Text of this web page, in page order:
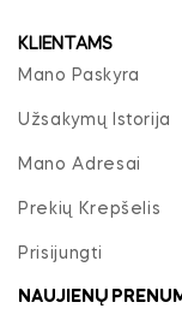
KLIENTAMS
Mano Paskyra
Užsakymų Istorija
Mano Adresai
Prekių Krepšelis
Prisijungti
NAUJIENŲ